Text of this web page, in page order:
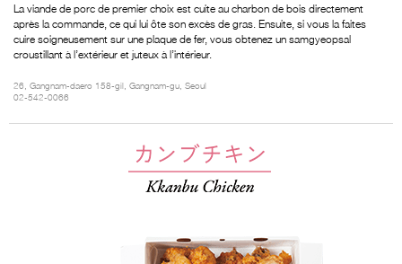
La viande de porc de premier choix est cuite au charbon de bois directement
après la commande, ce qui lui ôte son excès de gras. Ensuite, si vous la faites
cuire soigneusement sur une plaque de fer, vous obtenez un samgyeopsal
croustillant à l’extérieur et juteux à l’intérieur.
26, Gangnam-daero 158-gil, Gangnam-gu, Seoul
02-542-0066